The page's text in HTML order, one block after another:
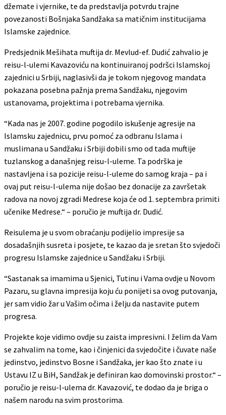
džemate i vjernike, te da predstavlja potvrdu trajne
povezanosti Bošnjaka Sandžaka sa matičnim institucijama
Islamske zajednice.
Predsjednik Mešihata muftija dr. Mevlud-ef. Dudić zahvalio je
reisu-l-ulemi Kavazoviću na kontinuiranoj podršci Islamskoj
zajednici u Srbiji, naglasivši da je tokom njegovog mandata
pokazana posebna pažnja prema Sandžaku, njegovim
ustanovama, projektima i potrebama vjernika.
“Kada nas je 2007. godine pogodilo iskušenje agresije na
Islamsku zajednicu, prvu pomoć za odbranu Islama i
muslimana u Sandžaku i Srbiji dobili smo od tada muftije
tuzlanskog a današnjeg reisu-l-uleme. Ta podrška je
nastavljena i sa pozicije reisu-l-uleme do samog kraja – pa i
ovaj put reisu-l-ulema nije došao bez donacije za završetak
radova na novoj zgradi Medrese koja će od 1. septembra primiti
učenike Medrese.“ – poručio je muftija dr. Dudić.
Reisulema je u svom obraćanju podijelio impresije sa
dosadašnjih susreta i posjete, te kazao da je sretan što svjedoči
progresu Islamske zajednice u Sandžaku i Srbiji.
“Sastanak sa imamima u Sjenici, Tutinu i Vama ovdje u Novom
Pazaru, su glavna impresija koju ću ponijeti sa ovog putovanja,
jer sam vidio žar u Vašim očima i želju da nastavite putem
progresa.
Projekte koje vidimo ovdje su zaista impresivni. I želim da Vam
se zahvalim na tome, kao i činjenici da svjedočite i čuvate naše
jedinstvo, jedinstvo Bosne i Sandžaka, jer kao što znate i u
Ustavu IZ u BiH, Sandžak je definiran kao domovinski prostor.“ –
poručio je reisu-l-ulema dr. Kavazović, te dodao da je briga o
našem narodu na svim prostorima.